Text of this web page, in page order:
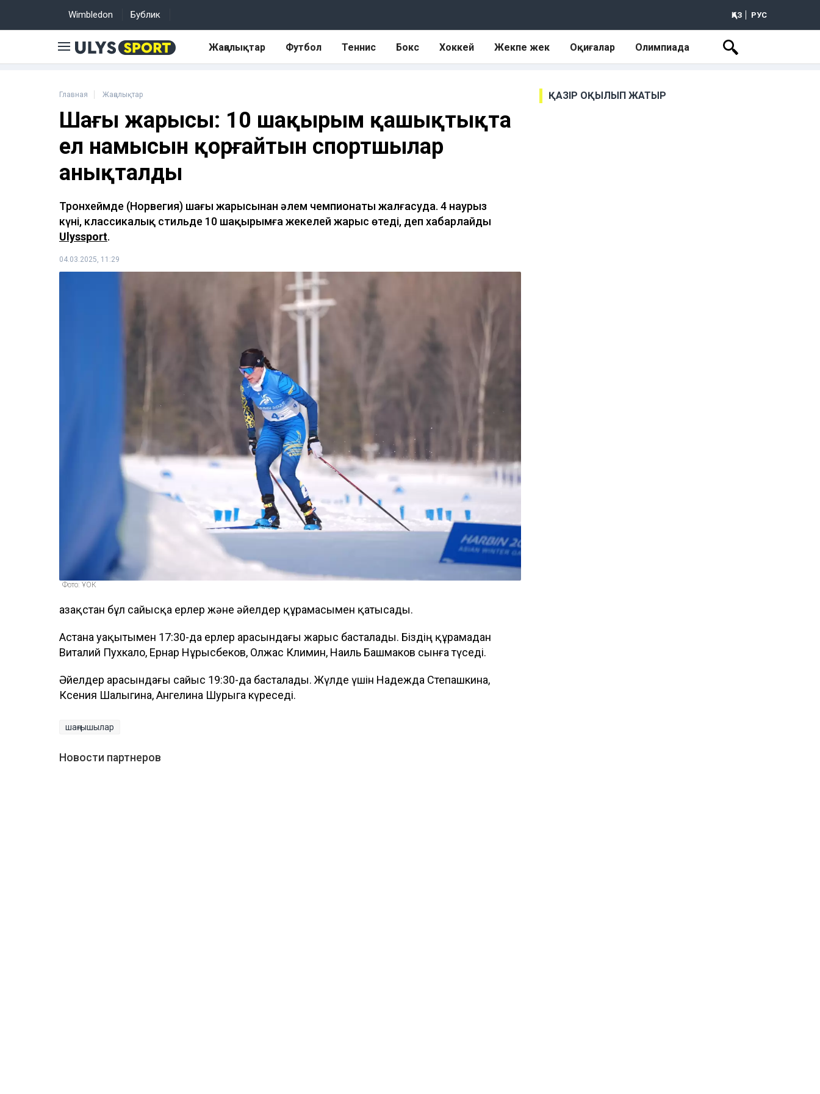
Wimbledon Бублик ҚАЗ РУС
Жаңалықтар Футбол Теннис Бокс Хоккей Жекпе жек Оқиғалар Олимпиада
Главная Жаңалықтар
Шаңғы жарысы: 10 шақырым қашықтықта
ел намысын қорғайтын спортшылар
анықталды
Тронхеймде (Норвегия) шаңғы жарысынан әлем чемпионаты жалғасуда. 4 наурыз
күні, классикалық стильде 10 шақырымға жекелей жарыс өтеді, деп хабарлайды
Ulyssport.
04.03.2025, 11:29
Фото: ҰОК
Қазақстан бұл сайысқа ерлер және әйелдер құрамасымен қатысады.
Астана уақытымен 17:30-да ерлер арасындағы жарыс басталады. Біздің құрамадан
Виталий Пухкало, Ернар Нұрысбеков, Олжас Климин, Наиль Башмаков сынға түседі.
Әйелдер арасындағы сайыс 19:30-да басталады. Жүлде үшін Надежда Степашкина,
Ксения Шалыгина, Ангелина Шурыга күреседі.
шаңғышылар
Новости партнеров
ҚАЗІР ОҚЫЛЫП ЖАТЫР